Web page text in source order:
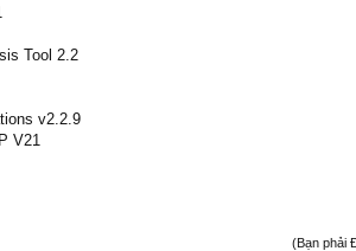
Tool 2.2
v2.2.9
V21
(Bạn phải